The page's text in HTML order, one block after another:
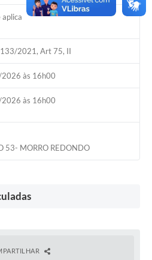
aplica
2021, Art 75, II
às 16h00
às 16h00
53- MORRO REDONDO